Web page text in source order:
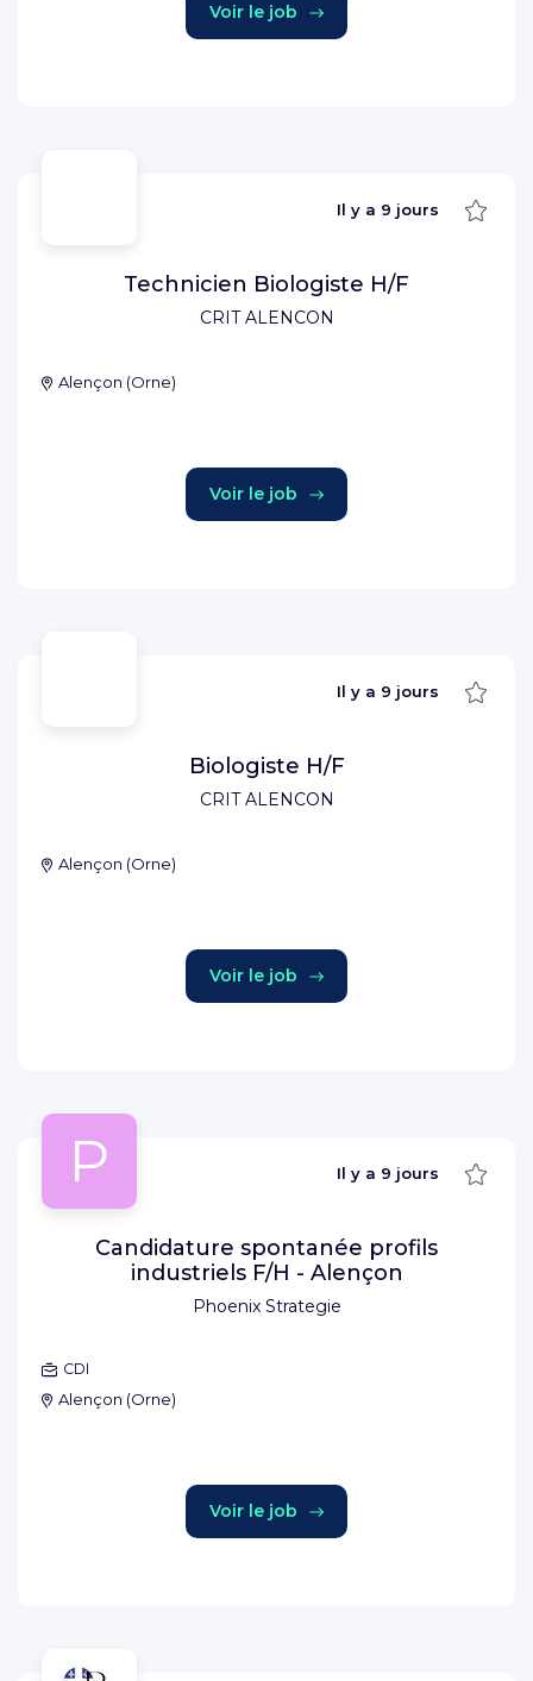
Voir le job
CRIT ALENCON
Il y a 9 jours
Technicien Biologiste H/F
Alençon (Orne)
Voir le job
CRIT ALENCON
Il y a 9 jours
Biologiste H/F
Alençon (Orne)
Voir le job
P
Phoenix Strategie
Il y a 9 jours
Candidature spontanée profils
industriels F/H - Alençon
CDI
Alençon (Orne)
Voir le job